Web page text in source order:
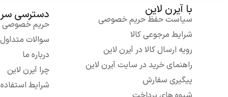
با آیرن لاین
سیاست حفظ حریم خصوصی
شرایط مرجوعی کالا
رویه ارسال کالا در آیرن لاین
راهنمای خرید در سایت آیرن لاین
پیگیری سفارش
دسترسی
حریم خصوصی
سوالات متداول
درباره ما
چرا آیرن لاین
شرایط استفاده